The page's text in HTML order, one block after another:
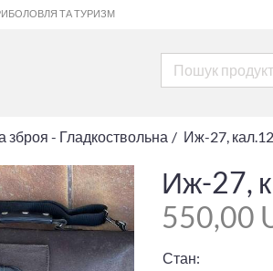
ТА ТУРИЗМ
зброя - Гладкоствольна Иж-27,
Иж-27,
550,00
Стан: